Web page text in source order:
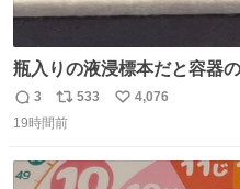
瓶入りの液浸標本だと容器
まうことから、なるべく歪
うにこのような形で保存し
返
信
3
リ
ポ
ト
533
い
数
4,076
19時間前